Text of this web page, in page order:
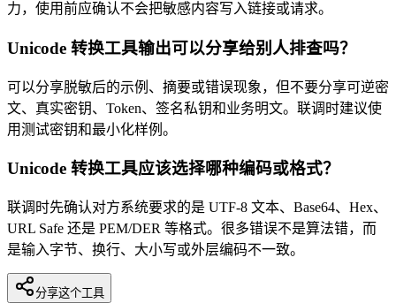
力，使用前应确认不会把敏感内容写入链接或请求。
Unicode 转换工具输出可以分享给别人排查吗？
可以分享脱敏后的示例、摘要或错误现象，但不要分享可逆密
文、真实密钥、Token、签名私钥和业务明文。联调时建议使
用测试密钥和最小化样例。
Unicode 转换工具应该选择哪种编码或格式？
联调时先确认对方系统要求的是 UTF-8 文本、Base64、Hex、
URL Safe 还是 PEM/DER 等格式。很多错误不是算法错，而
是输入字节、换行、大小写或外层编码不一致。
分享这个工具